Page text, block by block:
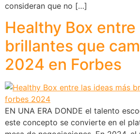
consideran que no […]
Healthy Box entre
brillantes que
2024 en Forbes
EN UNA ERA DONDE el talento
este concepto se convierte en el